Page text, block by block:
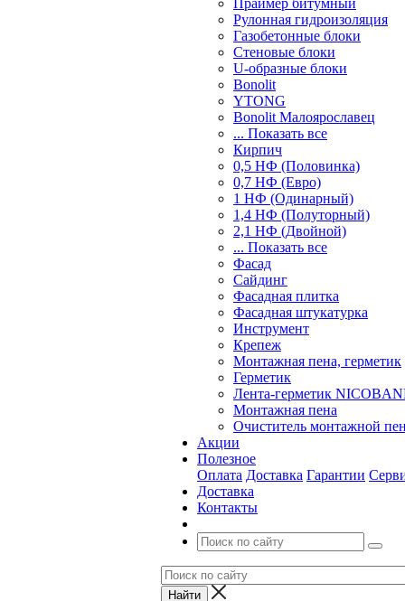
Праймер битумный
Рулонная гидроизоляция
Газобетонные блоки
Стеновые блоки
U-образные блоки
Bonolit
YTONG
Bonolit Малоярославец
... Показать все
Кирпич
0,5 НФ (Половинка)
0,7 НФ (Евро)
1 НФ (Одинарный)
1,4 НФ (Полуторный)
2,1 НФ (Двойной)
... Показать все
Фасад
Сайдинг
Фасадная плитка
Фасадная штукатурка
Инструмент
Крепеж
Монтажная пена, герметик
Герметик
Лента-герметик
Монтажная пена
Очиститель монтажной
Акции
Полезное
Оплата Доставка Гарантии
Доставка
Контакты